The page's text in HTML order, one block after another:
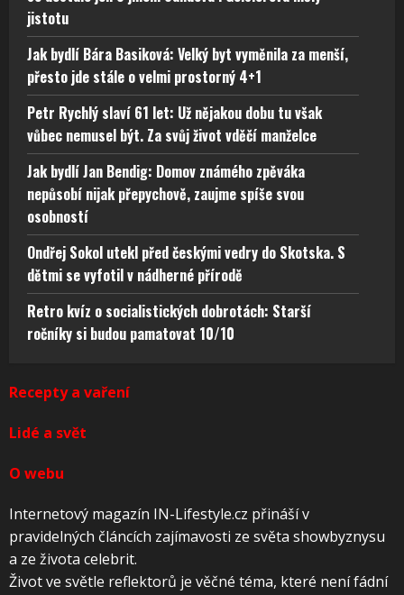
jistotu
Jak bydlí Bára Basiková: Velký byt vyměnila za menší,
přesto jde stále o velmi prostorný 4+1
Petr Rychlý slaví 61 let: Už nějakou dobu tu však
vůbec nemusel být. Za svůj život vděčí manželce
Jak bydlí Jan Bendig: Domov známého zpěváka
nepůsobí nijak přepychově, zaujme spíše svou
osobností
Ondřej Sokol utekl před českými vedry do Skotska. S
dětmi se vyfotil v nádherné přírodě
Retro kvíz o socialistických dobrotách: Starší
ročníky si budou pamatovat 10/10
Recepty a vaření
Lidé a svět
O webu
Internetový magazín IN-Lifestyle.cz přináší v
pravidelných článcích zajímavosti ze světa showbyznysu
a ze života celebrit.
Život ve světle reflektorů je věčné téma, které není fádní